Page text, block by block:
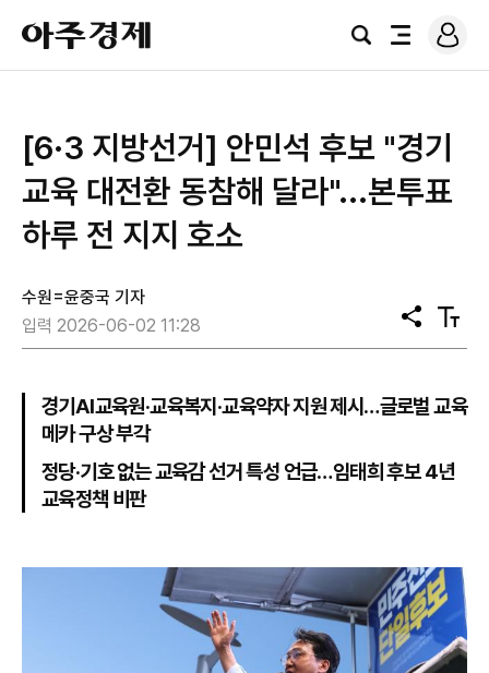
아
주
경
검
전
로
그
[6·3 지방선거] 안민석 후보 "경기
교육 대전환 동참해 달라"...본투표
하루 전 지지 호소
수원=윤중국 기자
입력 2026-06-02 11:28
공
유
텍
스
기
경기AI교육원·교육복지·교육약자 지원 제시…글로벌 교육
메카 구상 부각
정당·기호 없는 교육감 선거 특성 언급…임태희 후보 4년
교육정책 비판